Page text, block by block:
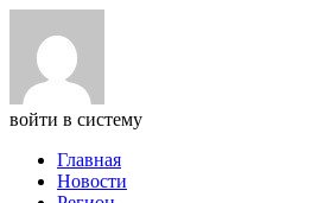
войти в систему
Главная
Новости